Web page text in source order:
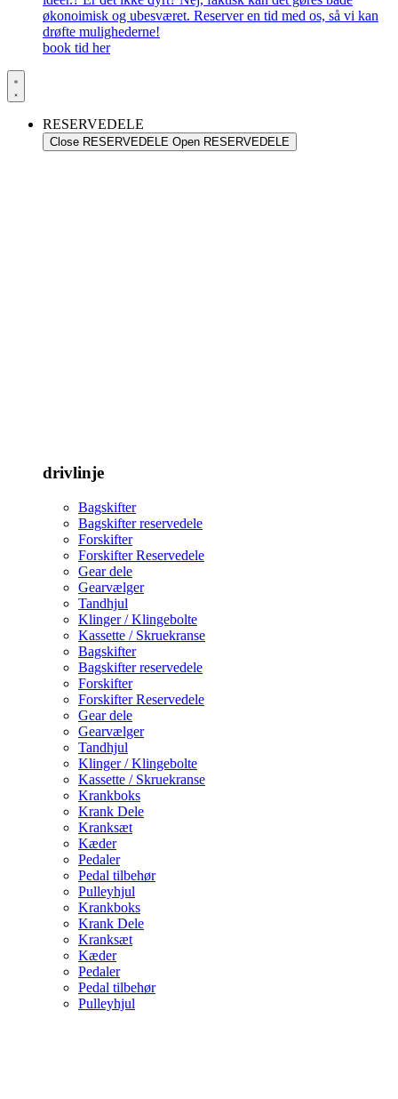
økonoimisk og ubesværet. Reserver en tid med os, så vi kan
drøfte mulighederne!
book tid her
RESERVEDELE
Close RESERVEDELE Open RESERVEDELE
drivlinje
Bagskifter
Bagskifter reservedele
Forskifter
Forskifter Reservedele
Gear dele
Gearvælger
Tandhjul
Klinger / Klingebolte
Kassette / Skruekranse
Bagskifter
Bagskifter reservedele
Forskifter
Forskifter Reservedele
Gear dele
Gearvælger
Tandhjul
Klinger / Klingebolte
Kassette / Skruekranse
Krankboks
Krank Dele
Kranksæt
Kæder
Pedaler
Pedal tilbehør
Pulleyhjul
Krankboks
Krank Dele
Kranksæt
Kæder
Pedaler
Pedal tilbehør
Pulleyhjul